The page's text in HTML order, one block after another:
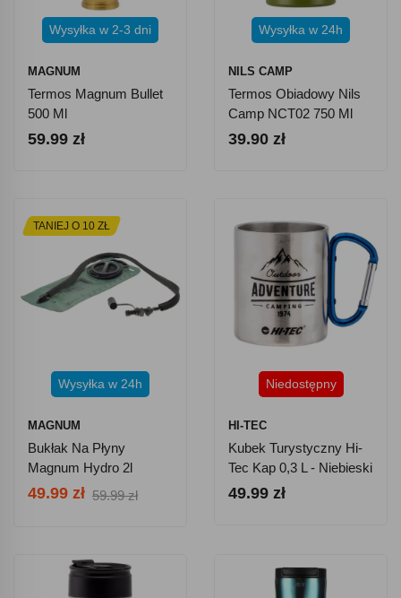
Wysyłka w 2-3 dni
MAGNUM
Termos Magnum Bullet
500 Ml
59.99 zł
Wysyłka w 24h
NILS CAMP
Termos Obiadowy Nils
Camp NCT02 750 Ml
39.90 zł
TANIEJ O 10 ZŁ
Wysyłka w 24h
MAGNUM
Bukłak Na Płyny
Magnum Hydro 2l
49.99 zł 59.99 zł
Niedostępny
HI-TEC
Kubek Turystyczny Hi-
Tec Kap 0,3 L - Niebieski
49.99 zł